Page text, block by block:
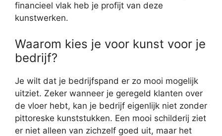
financieel vlak heb je profijt van deze
kunstwerken.
Waarom kies je voor kunst voor je
bedrijf?
Je wilt dat je bedrijfspand er zo mooi mogelijk
uitziet. Zeker wanneer je geregeld klanten over
de vloer hebt, kan je bedrijf eigenlijk niet zonder
pittoreske kunststukken. Een mooi schilderij ziet
er niet alleen van zichzelf goed uit, maar het